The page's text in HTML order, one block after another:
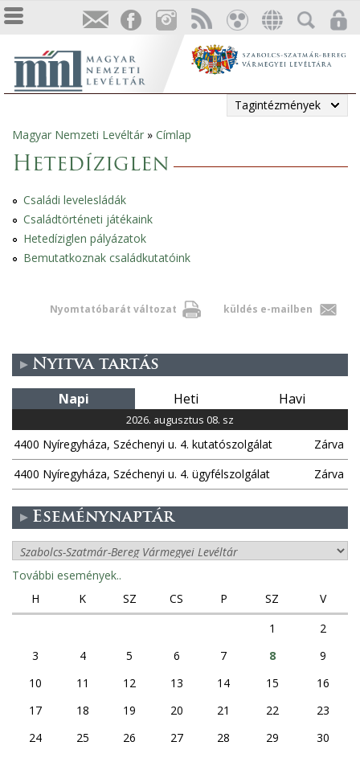
Tagintézmények
Jelenlegi
hely
Magyar Nemzeti Levéltár » Címlap
Hetedíziglen
Családi levelesládák
Családtörténeti játékaink
Hetedíziglen pályázatok
Bemutatkoznak családkutatóink
Nyomtatóbarát változat küldés e-mailben
Nyitva tartás
Napi Heti Havi
2026. augusztus 08. sz
4400 Nyíregyháza, Széchenyi u. 4. kutatószolgálat
Zárva
4400 Nyíregyháza, Széchenyi u. 4. ügyfélszolgálat
Zárva
Eseménynaptár
További események..
H
K SZ CS P SZ
V
1
2
3
4 5 6 7 8
9
10
11 12 13 14 15
16
17
18 19 20 21 22
23
24
25 26 27 28 29
30